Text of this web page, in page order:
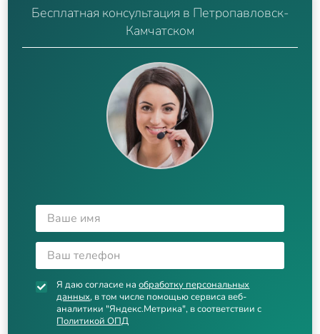
Бесплатная консультация в Петропавловск-
Камчатском
Я даю согласие наобработку персональных
данных, в том числе помощью сервиса веб-
аналитики "Яндекс.Метрика", в соответствии с
Политикой ОПД